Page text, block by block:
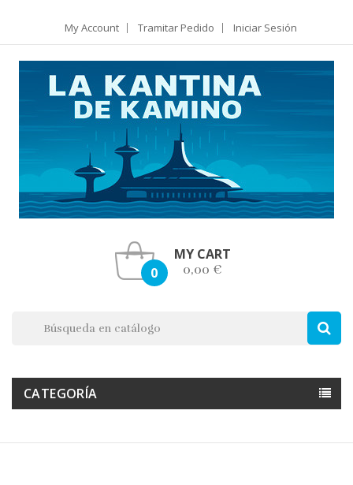
My Account Tramitar Pedido Iniciar Sesión
MY CART
0
0,00 €
CATEGORÍA